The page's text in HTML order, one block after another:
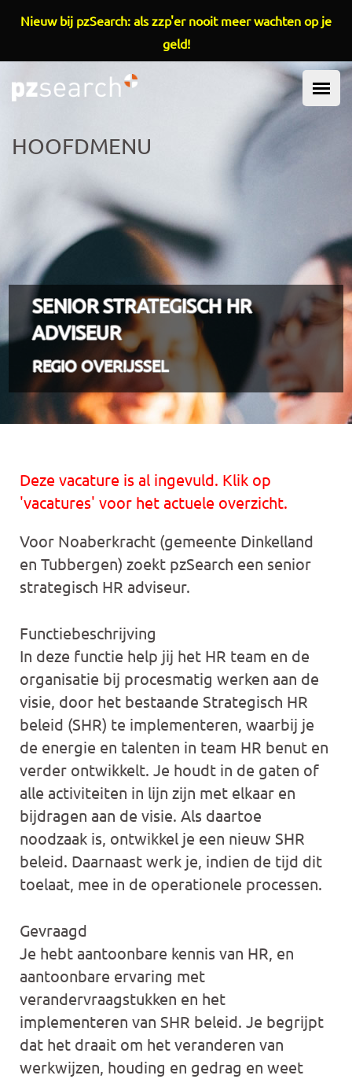
Overslaan en naar de inhoud gaan
HOOFDMENU
SENIOR STRATEGISCH HR
ADVISEUR
REGIO OVERIJSSEL
Deze vacature is al ingevuld. Klik op
'vacatures' voor het actuele overzicht.
Voor Noaberkracht (gemeente Dinkelland
en Tubbergen) zoekt pzSearch een senior
strategisch HR adviseur.
Functiebeschrijving
In deze functie help jij het HR team en de
organisatie bij procesmatig werken aan de
visie, door het bestaande Strategisch HR
beleid (SHR) te implementeren, waarbij je
de energie en talenten in team HR benut en
verder ontwikkelt. Je houdt in de gaten of
alle activiteiten in lijn zijn met elkaar en
bijdragen aan de visie. Als daartoe
noodzaak is, ontwikkel je een nieuw SHR
beleid. Daarnaast werk je, indien de tijd dit
toelaat, mee in de operationele processen.
Gevraagd
Je hebt aantoonbare kennis van HR, en
aantoonbare ervaring met
verandervraagstukken en het
implementeren van SHR beleid. Je begrijpt
dat het draait om het veranderen van
werkwijzen, houding en gedrag en weet
Nieuw bij pzSearch: als zzp'er nooit meer wachten op je
geld!